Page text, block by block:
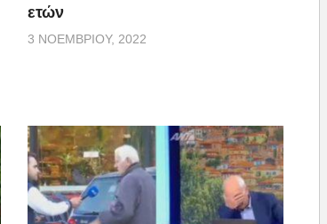
ετών
3 ΝΟΕΜΒΡΊΟΥ, 2022